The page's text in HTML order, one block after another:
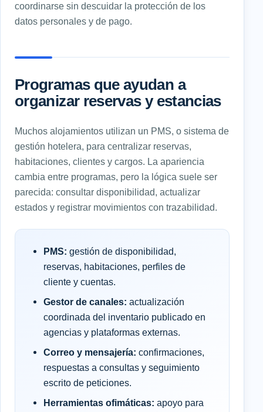
coordinarse sin descuidar la protección de los
datos personales y de pago.
Programas que ayudan a
organizar reservas y estancias
Muchos alojamientos utilizan un PMS, o sistema de
gestión hotelera, para centralizar reservas,
habitaciones, clientes y cargos. La apariencia
cambia entre programas, pero la lógica suele ser
parecida: consultar disponibilidad, actualizar
estados y registrar movimientos con trazabilidad.
PMS: gestión de disponibilidad,
reservas, habitaciones, perfiles de
cliente y cuentas.
Gestor de canales: actualización
coordinada del inventario publicado en
agencias y plataformas externas.
Correo y mensajería: confirmaciones,
respuestas a consultas y seguimiento
escrito de peticiones.
Herramientas ofimáticas: apoyo para